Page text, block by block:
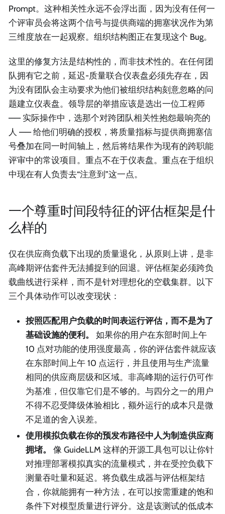
Prompt。这种相关性永远不会浮出面，因为没有任何一
个评审员会将这两个信号与提供商端的拥塞状况作为第
三维度放在一起观察。组织结构图正在复现这个 Bug。
这里的修复方法是结构性的，而非技术性的。在任何团
队拥有它之前，延迟-质量联合仪表盘必须先存在，因
为没有团队会主动要求为他们被组织结构刻意忽略的问
题建立仪表盘。领导层的举措应该是选出一位工程师
—— 实际操作中，选那个对跨团队相关性抱怨最响亮的
人 —— 给他们明确的授权，将质量指标与提供商拥塞信
号叠加在同一时间轴上，然后将结果作为现有的跨职能
评审中的常设项目。重点不在于仪表盘。重点在于组织
中现在有人负责去“注意到”这一点。
一个尊重时间段特征的评估框架是什
么样的
仅在供应商负载下出现的质量退化，从原则上讲，是非
高峰期评估套件无法捕捉到的回退。评估框架必须跨负
载曲线进行采样，而不是针对理想化的空载集群。以下
三个具体动作可以改变现状：
按照匹配用户负载的时间表运行评估，而不是为了
基础设施的便利。
如果你的用户在东部时间上午
10 点对功能的使用强度最高，你的评估套件就应该
在东部时间上午 10 点运行，并且使用与生产流量
相同的供应商层级和区域。非高峰期的运行仍可作
为基准，但仅靠它们是不够的。与四分之一的用户
不得不忍受降级体验相比，额外运行的成本只是微
不足道的舍入误差。
使用模拟负载在你的预发布路径中人为制造供应商
拥堵。
像 GuideLLM 这样的开源工具包可以让你针
对推理部署模拟真实的流量模式，并在受控负载下
测量吞吐量和延迟。将负载生成器与评估框架结
合，你就能拥有一种方法，在可以按需重建的饱和
条件下对模型质量进行评分。这是该测试的低成本